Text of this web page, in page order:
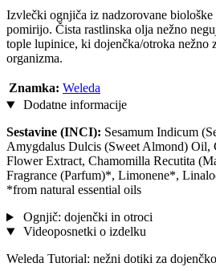
Izvlečki ognjiča iz nadzorovane
pomirijo. Čista rastlinska olja nežno
tople lupinice, ki dojenčka/otroka nežno
organizma.
Znamka: Weleda
Dodatne informacije
Sestavine (INCI): Sesamum Indicum
Amygdalus Dulcis (Sweet Almond) Oil,
Flower Extract, Chamomilla Recutita
Fragrance (Parfum)*, Limonene*,
*from natural essential oils
Ognjič: dojenčki in otroci
Videoposnetki o izdelku
Weleda Tutorial: nežni dotiki za